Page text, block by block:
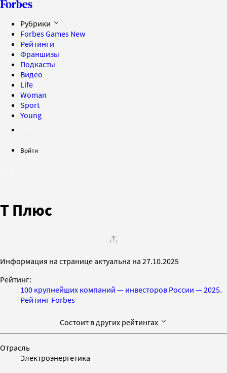
Рубрики
Forbes Games New
Рейтинги
Франшизы
Подкасты
Видео
Life
Woman
Sport
Young
Войти
Т Плюс
Информация на странице актуальна на 27.10.2025
Рейтинг:
100 крупнейших компаний — инвесторов России — 2025.
Рейтинг Forbes
Состоит в других рейтингах
Отрасль
Электроэнергетика